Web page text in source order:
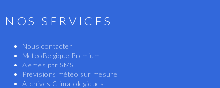
NOS SERVICES
Nous contacter
MeteoBelgique Premium
Alertes par SMS
Prévisions météo sur mesure
Archives Climatologiques